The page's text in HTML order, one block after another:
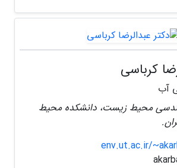
کرباسی
آب
محیط زیست، دانشکده محیط
env.ut.ac.ir/